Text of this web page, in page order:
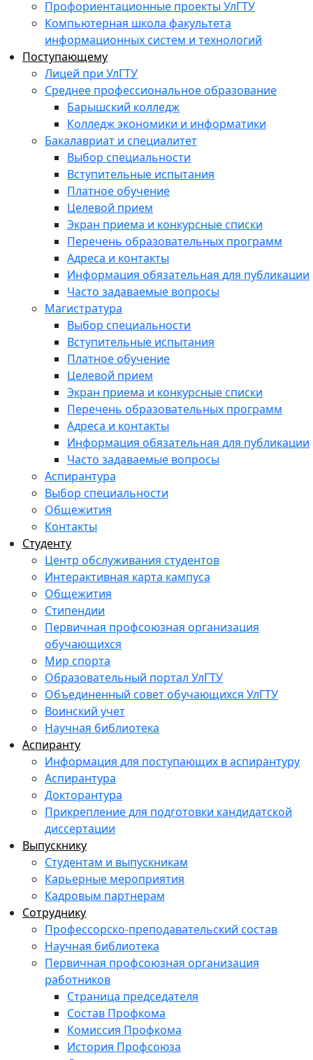
Профориентационные проекты УлГТУ
Компьютерная школа факультета
информационных систем и технологий
Поступающему
Лицей при УлГТУ
Среднее профессиональное образование
Барышский колледж
Колледж экономики и информатики
Бакалавриат и специалитет
Выбор специальности
Вступительные испытания
Платное обучение
Целевой прием
Экран приема и конкурсные списки
Перечень образовательных программ
Адреса и контакты
Информация обязательная для публикации
Часто задаваемые вопросы
Магистратура
Выбор специальности
Вступительные испытания
Платное обучение
Целевой прием
Экран приема и конкурсные списки
Перечень образовательных программ
Адреса и контакты
Информация обязательная для публикации
Часто задаваемые вопросы
Аспирантура
Выбор специальности
Общежития
Контакты
Студенту
Центр обслуживания студентов
Интерактивная карта кампуса
Общежития
Стипендии
Первичная профсоюзная организация
обучающихся
Мир спорта
Образовательный портал УлГТУ
Объединенный совет обучающихся УлГТУ
Воинский учет
Научная библиотека
Аспиранту
Информация для поступающих в аспирантуру
Аспирантура
Докторантура
Прикрепление для подготовки кандидатской
диссертации
Выпускнику
Студентам и выпускникам
Карьерные мероприятия
Кадровым партнерам
Сотруднику
Профессорско-преподавательский состав
Научная библиотека
Первичная профсоюзная организация
работников
Страница председателя
Состав Профкома
Комиссия Профкома
История Профсоюза